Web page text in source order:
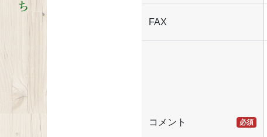
FAX
コメント 必須